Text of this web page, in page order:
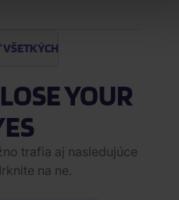
YOUR
trafia aj nasledujúce
na ne.